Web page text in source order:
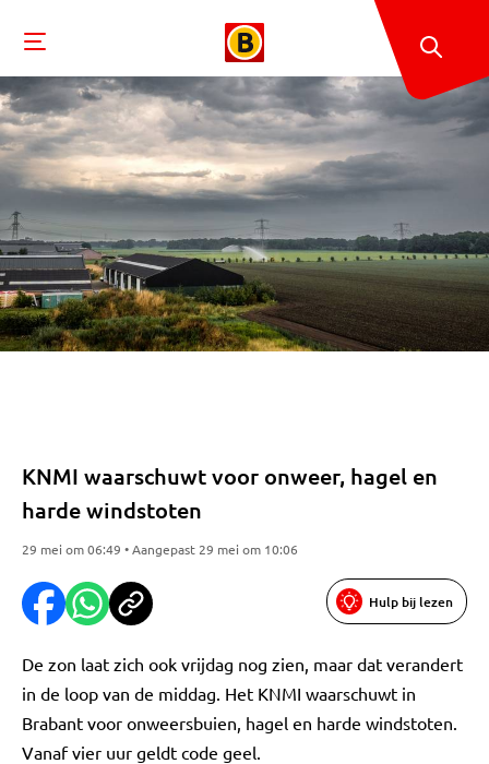
KNMI waarschuwt voor onweer, hagel en
harde windstoten
29 mei om 06:49 • Aangepast 29 mei om 10:06
Hulp bij lezen
De zon laat zich ook vrijdag nog zien, maar dat verandert
in de loop van de middag. Het KNMI waarschuwt in
Brabant voor onweersbuien, hagel en harde windstoten.
Vanaf vier uur geldt code geel.